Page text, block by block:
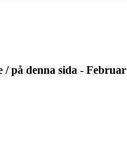
/ på denna sida - Februar